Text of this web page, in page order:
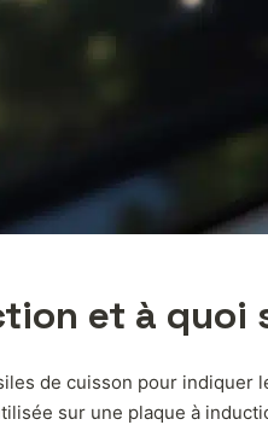
et à quoi
de cuisson pour
sur une plaque à